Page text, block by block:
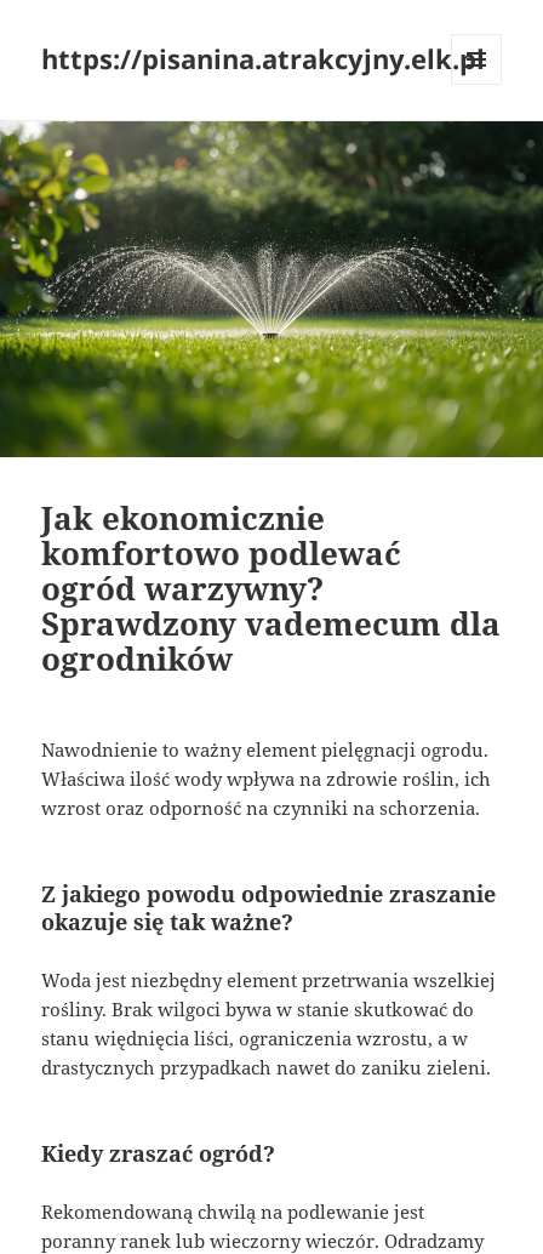
https://pisanina.atrakcyjny.elk.pl
Jak ekonomicznie
komfortowo podlewać
ogród warzywny?
Sprawdzony vademecum dla
ogrodników
Nawodnienie to ważny element pielęgnacji ogrodu.
Właściwa ilość wody wpływa na zdrowie roślin, ich
wzrost oraz odporność na czynniki na schorzenia.
Z jakiego powodu odpowiednie zraszanie
okazuje się tak ważne?
Woda jest niezbędny element przetrwania wszelkiej
rośliny. Brak wilgoci bywa w stanie skutkować do
stanu więdnięcia liści, ograniczenia wzrostu, a w
drastycznych przypadkach nawet do zaniku zieleni.
Kiedy zraszać ogród?
Rekomendowaną chwilą na podlewanie jest
poranny ranek lub wieczorny wieczór. Odradzamy